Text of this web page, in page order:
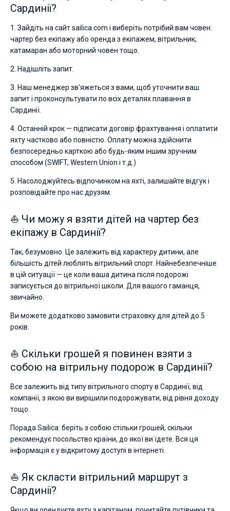
Сардинії?
1. Зайдіть на сайт sailica.com і виберіть потрібий вам човен:
чартер без екіпажу або оренда з екіпажем, вітрильник,
катамаран або моторний човен тощо.
2. Надішліть запит.
3. Наш менеджер зв'яжеться з вами, щоб уточнити ваш
запит і проконсультувати по всіх деталях плавання в
Сардинії.
4. Останній крок — підписати договір фрахтування і оплатити
яхту частково або повністю. Оплату можна здійснити
безпосередньо карткою або будь-яким іншим зручним
способом (SWIFT, Western Union і т.д.)
5. Насолоджуйтесь відпочинком на яхті, залишайте відгук і
розповідайте про нас друзям.
⛵ Чи можу я взяти дітей на чартер без
екіпажу в Сардинії?
Так, безумовно. Це залежить від характеру дитини, але
більшість дітей люблять вітрильний спорт. Найнебезпечніше
в цій ситуації — це коли ваша дитина після подорожі
записується до вітрильної школи. Для вашого гаманця,
звичайно.
Ви можете додатково замовити страховку для дітей до 5
років.
⛵ Скільки грошей я повинен взяти з
собою на вітрильну подорож в Сардинії?
Все залежить від типу вітрильного спорту в Сардинії, від
компанії, з якою ви вирішили подорожувати, від рівня доходу
тощо.
Порада Sailica: беріть з собою стільки грошей, скільки
рекомендує посольство країни, до якої ви їдете. Вся ця
інформація є у відкритому доступі в інтернеті.
⛵ Як скласти вітрильний маршрут з
Сардинії?